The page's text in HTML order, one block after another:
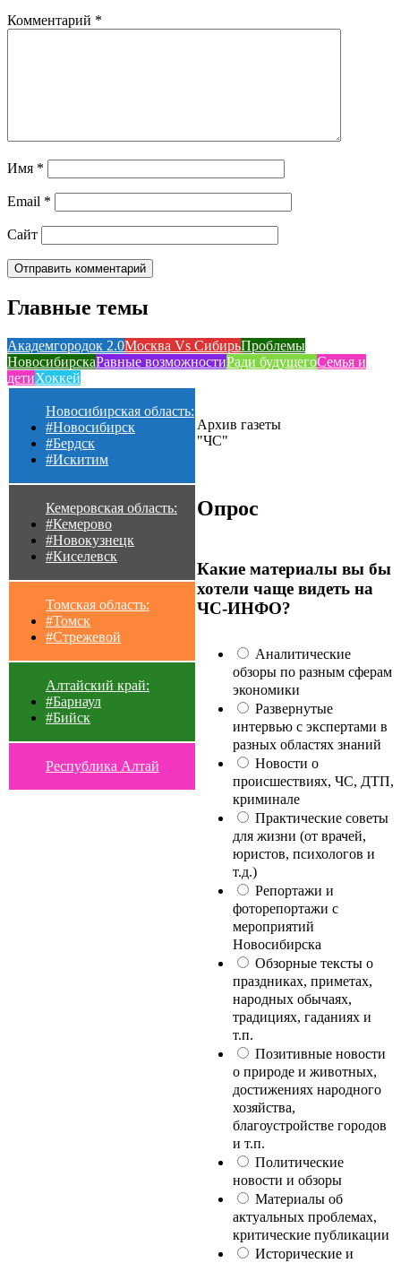
Комментарий *
Имя *
Email *
Сайт
Главные темы
Академгородок 2.0Москва Vs СибирьПроблемы
НовосибирскаРавные возможностиРади будущегоСемья и
детиХоккей
Новосибирская область:
#Новосибирск
#Бердск
#Искитим
Кемеровская область:
#Кемерово
#Новокузнецк
#Киселевск
Томская область:
#Томск
#Стрежевой
Алтайский край:
#Барнаул
#Бийск
Республика Алтай
Архив газеты
"ЧС"
Опрос
Какие материалы вы бы
хотели чаще видеть на
ЧС-ИНФО?
Аналитические
обзоры по разным сферам
экономики
Развернутые
интервью с экспертами в
разных областях знаний
Новости о
происшествиях, ЧС, ДТП,
криминале
Практические советы
для жизни (от врачей,
юристов, психологов и
т.д.)
Репортажи и
фоторепортажи с
мероприятий
Новосибирска
Обзорные тексты о
праздниках, приметах,
народных обычаях,
традициях, гаданиях и
т.п.
Позитивные новости
о природе и животных,
достижениях народного
хозяйства,
благоустройстве городов
и т.п.
Политические
новости и обзоры
Материалы об
актуальных проблемах,
критические публикации
Исторические и